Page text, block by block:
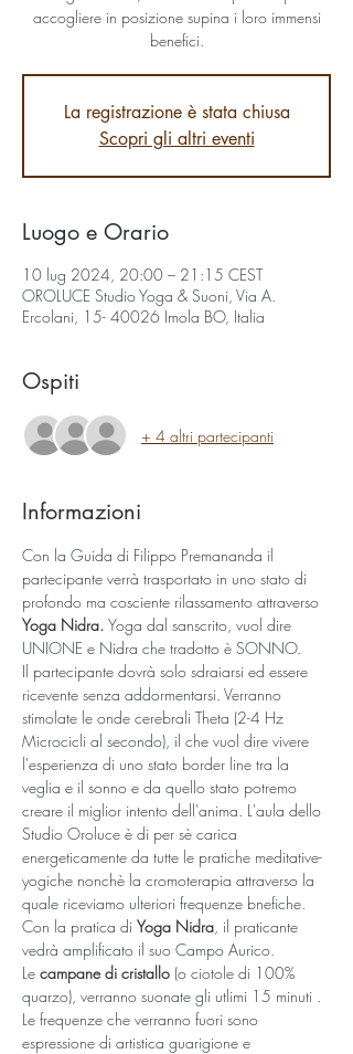
accogliere in posizione supina i loro immensi
benefici.
La registrazione è stata chiusa
Scopri gli altri eventi
Luogo e Orario
10 lug 2024, 20:00 – 21:15 CEST
OROLUCE Studio Yoga & Suoni, Via A.
Ercolani, 15- 40026 Imola BO, Italia
Ospiti
+ 4 altri partecipanti
Informazioni
Con la Guida di Filippo Premananda il
partecipante verrà trasportato in uno stato di
profondo ma cosciente rilassamento attraverso
Yoga Nidra. Yoga dal sanscrito, vuol dire
UNIONE e Nidra che tradotto è SONNO.
Il partecipante dovrà solo sdraiarsi ed essere
ricevente senza addormentarsi. Verranno
stimolate le onde cerebrali Theta (2-4 Hz
Microcicli al secondo), il che vuol dire vivere
l'esperienza di uno stato border line tra la
veglia e il sonno e da quello stato potremo
creare il miglior intento dell'anima. L'aula dello
Studio Oroluce è di per sè carica
energeticamente da tutte le pratiche meditative-
yogiche nonchè la cromoterapia attraverso la
quale riceviamo ulteriori frequenze bnefiche.
Con la pratica di Yoga Nidra, il praticante
vedrà amplificato il suo Campo Aurico.
Le campane di cristallo (o ciotole di 100%
quarzo), verranno suonate gli utlimi 15 minuti .
Le frequenze che verranno fuori sono
espressione di artistica guarigione e